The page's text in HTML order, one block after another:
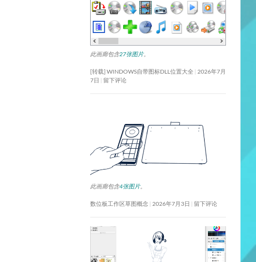
此画廊包含27张图片。
[转载] WINDOWS自带图标DLL位置大全 2026年7月
7日
留下评论
此画廊包含4张图片。
数位板工作区草图概念 2026年7月3日 留下评论